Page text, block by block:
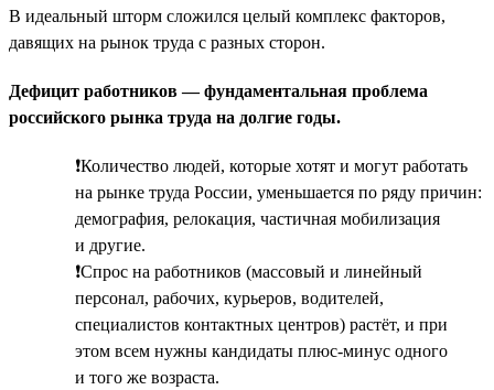
В идеальный шторм сложился целый комплекс факторов,
давящих на рынок труда с разных сторон.
Дефицит работников — фундаментальная проблема
российского рынка труда на долгие годы.
❗Количество людей, которые хотят и могут работать
на рынке труда России, уменьшается по ряду причин:
демография, релокация, частичная мобилизация
и другие.
❗Спрос на работников (массовый и линейный
персонал, рабочих, курьеров, водителей,
специалистов контактных центров) растёт, и при
этом всем нужны кандидаты плюс-минус одного
и того же возраста.